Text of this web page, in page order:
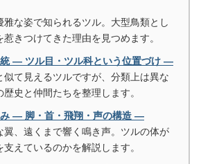
な姿で知られるツル。大型鳥類とし
きつけてきた理由を見つめます。
― ツル目・ツル科という位置づけ ―
似て見えるツルですが、分類上は異な
史と仲間たちを整理します。
― 脚・首・飛翔・声の構造 ―
翼、遠くまで響く鳴き声。ツルの体が
えているのかを解説します。